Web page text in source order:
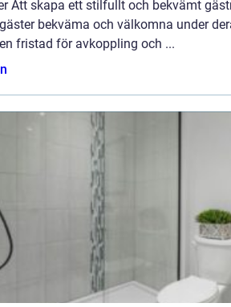
Att skapa ett stilfullt och bekvämt
bekväma och välkomna under
fristad för avkoppling och ...